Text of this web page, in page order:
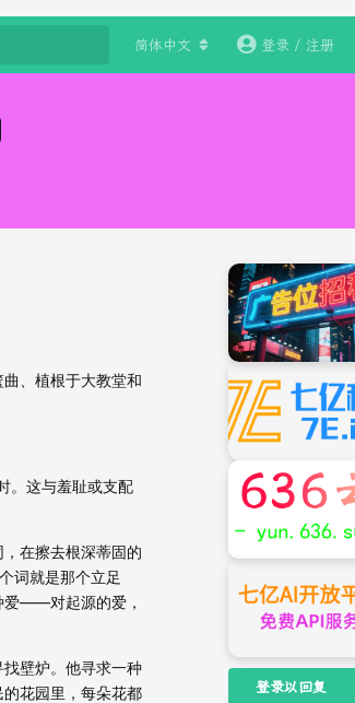
简体中文 登录 / 注册
登录以回复
、植根于大教堂和
。这与羞耻或支配
在擦去根深蒂固的
词就是那个立足
爱——对起源的爱，
壁炉。他寻求一种
花园里，每朵花都